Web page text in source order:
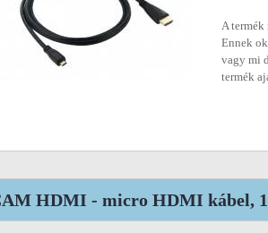
A termék
Ennek
vagy mi
termék
HDMI - micro HDMI kábel,